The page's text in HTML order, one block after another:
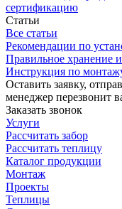
сертификацию
Статьи
Все статьи
Рекомендации по
Правильное хранение
Инструкция по
Оставить заявку,
менеджер перезвонит
Заказать звонок
Услуги
Рассчитать забор
Рассчитать теплицу
Каталог продукции
Монтаж
Проекты
Теплицы